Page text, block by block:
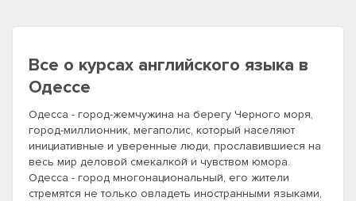
Все о курсах английского языка в
Одессе
Одесса - город-жемчужина на берегу Черного моря,
город-миллионник, мегаполис, который населяют
инициативные и уверенные люди, прославившиеся на
весь мир деловой смекалкой и чувством юмора.
Одесса - город многонациональный, его жители
стремятся не только овладеть иностранными языками,